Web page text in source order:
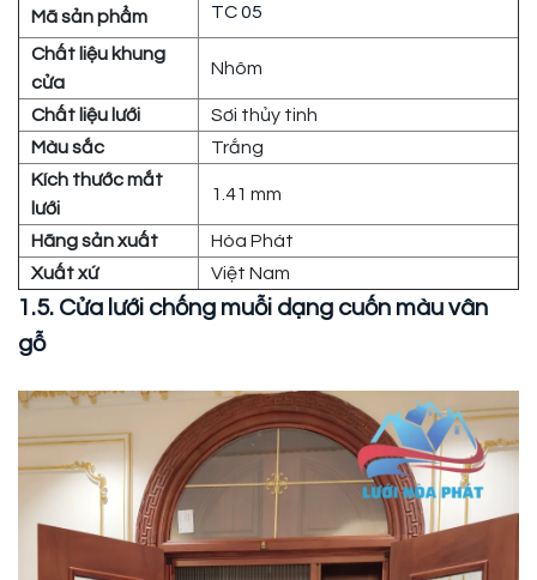
Mã sản phẩm TC 05
Chất liệu khung
cửa
Nhôm
Chất liệu lưới
Sơi thủy tinh
Màu sắc
Trắng
Kích thước mắt
lưới
1.41 mm
Hãng sản xuất
Hòa Phát
Xuất xứ
Việt Nam
1.5. Cửa lưới chống muỗi dạng cuốn màu vân
gỗ